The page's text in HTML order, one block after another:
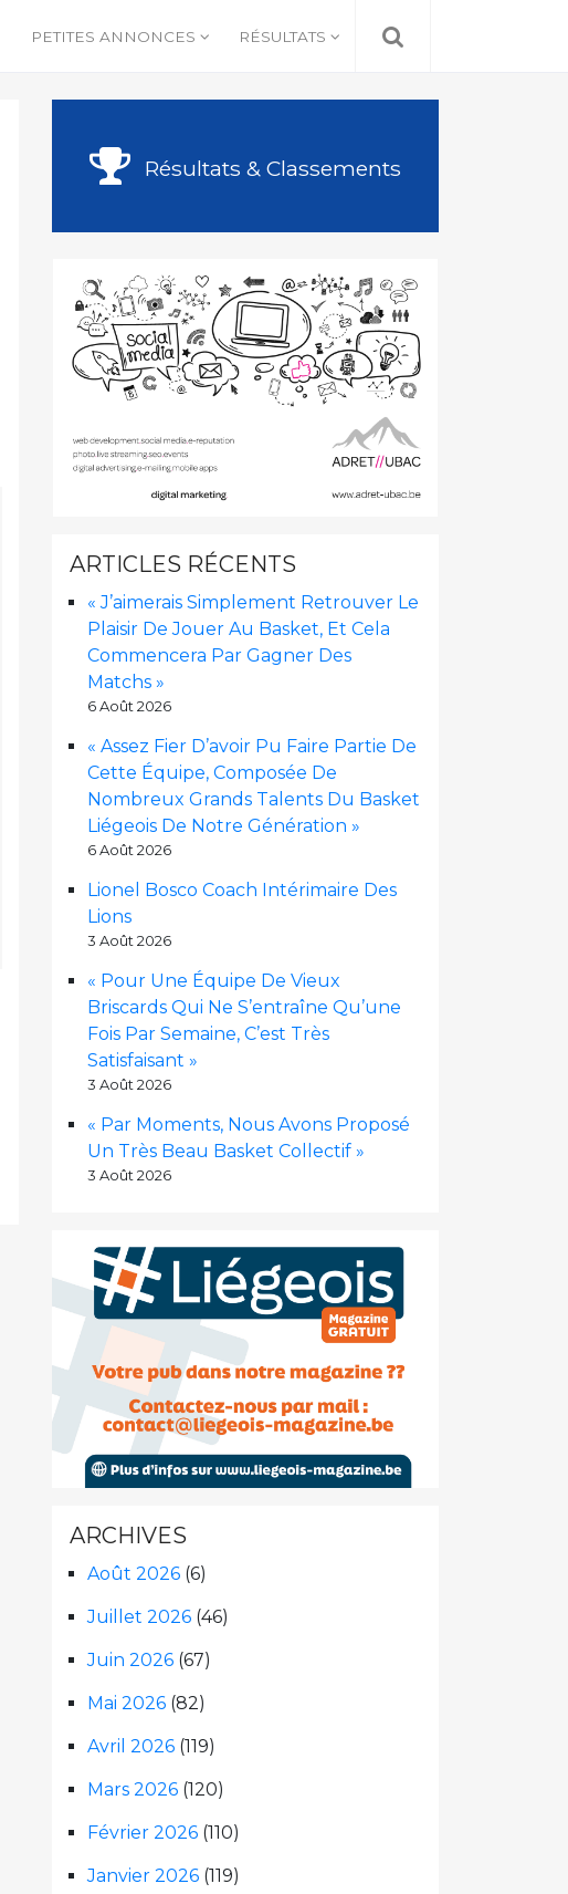
PETITES ANNONCES RÉSULTATS
Résultats & Classements
ARTICLES RÉCENTS
« J’aimerais Simplement Retrouver Le
Plaisir De Jouer Au Basket, Et Cela
Commencera Par Gagner Des
Matchs »
6 Août 2026
« Assez Fier D’avoir Pu Faire Partie De
Cette Équipe, Composée De
Nombreux Grands Talents Du Basket
Liégeois De Notre Génération »
6 Août 2026
Lionel Bosco Coach Intérimaire Des
Lions
3 Août 2026
« Pour Une Équipe De Vieux
Briscards Qui Ne S’entraîne Qu’une
Fois Par Semaine, C’est Très
Satisfaisant »
3 Août 2026
« Par Moments, Nous Avons Proposé
Un Très Beau Basket Collectif »
3 Août 2026
ARCHIVES
Août 2026 (6)
Juillet 2026 (46)
Juin 2026 (67)
Mai 2026 (82)
Avril 2026 (119)
Mars 2026 (120)
Février 2026 (110)
Janvier 2026 (119)